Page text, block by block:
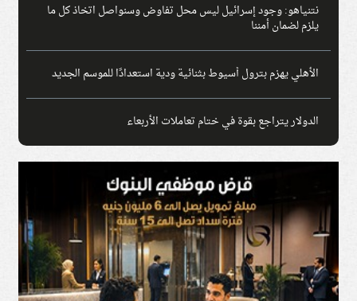
نتنياهو: وجود إسرائيل ليس محل تفاوض وسنواصل اتخاذ كل ما
يلزم لضمان أمننا
الأهلي يهزم بترول أسيوط بثنائية ودية استعدادًا للموسم الجديد
الدولار يتراجع بقوة في ختام تعاملات الأربعاء